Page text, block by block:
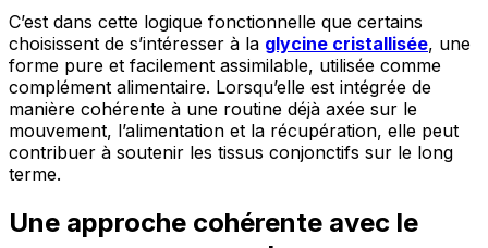
C’est dans cette logique fonctionnelle que certains
choisissent de s’intéresser à la glycine cristallisée, une
forme pure et facilement assimilable, utilisée comme
complément alimentaire. Lorsqu’elle est intégrée de
manière cohérente à une routine déjà axée sur le
mouvement, l’alimentation et la récupération, elle peut
contribuer à soutenir les tissus conjonctifs sur le long
terme.
Une approche cohérente avec le